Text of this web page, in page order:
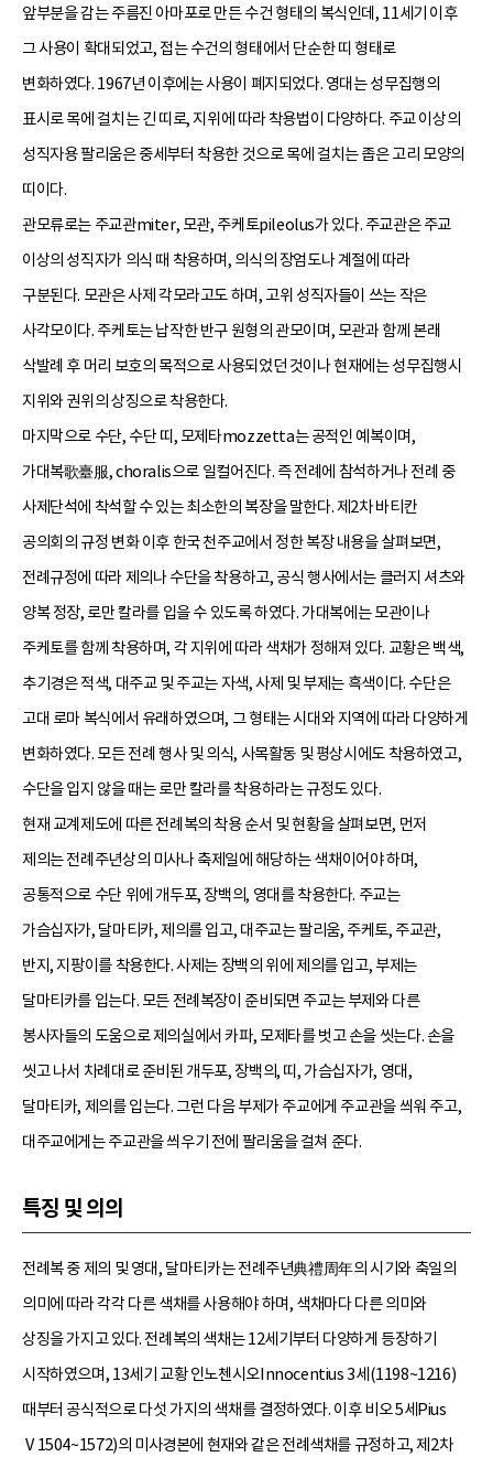
앞부분을 감는 주름진 아마포로 만든 수건 형태의 복식인데, 11세기 이후
그 사용이 확대되었고, 접는 수건의 형태에서 단순한 띠 형태로
변화하였다. 1967년 이후에는 사용이 폐지되었다. 영대는 성무집행의
표시로 목에 걸치는 긴 띠로, 지위에 따라 착용법이 다양하다. 주교 이상의
성직자용 팔리움은 중세부터 착용한 것으로 목에 걸치는 좁은 고리 모양의
띠이다.
관모류로는 주교관miter, 모관, 주케토pileolus가 있다. 주교관은 주교
이상의 성직자가 의식 때 착용하며, 의식의 장엄도나 계절에 따라
구분된다. 모관은 사제 각모라고도 하며, 고위 성직자들이 쓰는 작은
사각모이다. 주케토는 납작한 반구 원형의 관모이며, 모관과 함께 본래
삭발례 후 머리 보호의 목적으로 사용되었던 것이나 현재에는 성무집행시
지위와 권위의 상징으로 착용한다.
마지막으로 수단, 수단 띠, 모제타mozzetta는 공적인 예복이며,
가대복歌臺服, choralis으로 일컬어진다. 즉 전례에 참석하거나 전례 중
사제단석에 착석할 수 있는 최소한의 복장을 말한다. 제2차 바티칸
공의회의 규정 변화 이후 한국 천주교에서 정한 복장 내용을 살펴보면,
전례규정에 따라 제의나 수단을 착용하고, 공식 행사에서는 클러지 셔츠와
양복 정장, 로만 칼라를 입을 수 있도록 하였다. 가대복에는 모관이나
주케토를 함께 착용하며, 각 지위에 따라 색채가 정해져 있다. 교황은 백색,
추기경은 적색, 대주교 및 주교는 자색, 사제 및 부제는 흑색이다. 수단은
고대 로마 복식에서 유래하였으며, 그 형태는 시대와 지역에 따라 다양하게
변화하였다. 모든 전례 행사 및 의식, 사목활동 및 평상시에도 착용하였고,
수단을 입지 않을 때는 로만 칼라를 착용하라는 규정도 있다.
현재 교계제도에 따른 전례복의 착용 순서 및 현황을 살펴보면, 먼저
제의는 전례주년상의 미사나 축제일에 해당하는 색채이어야 하며,
공통적으로 수단 위에 개두포, 장백의, 영대를 착용한다. 주교는
가슴십자가, 달마티카, 제의를 입고, 대주교는 팔리움, 주케토, 주교관,
반지, 지팡이를 착용한다. 사제는 장백의 위에 제의를 입고, 부제는
달마티카를 입는다. 모든 전례복장이 준비되면 주교는 부제와 다른
봉사자들의 도움으로 제의실에서 카파, 모제타를 벗고 손을 씻는다. 손을
씻고 나서 차례대로 준비된 개두포, 장백의, 띠, 가슴십자가, 영대,
달마티카, 제의를 입는다. 그런 다음 부제가 주교에게 주교관을 씌워 주고,
대주교에게는 주교관을 씌우기 전에 팔리움을 걸쳐 준다.
특징 및 의의
전례복 중 제의 및 영대, 달마티카는 전례주년典禮周年의 시기와 축일의
의미에 따라 각각 다른 색채를 사용해야 하며, 색채마다 다른 의미와
상징을 가지고 있다. 전례복의 색채는 12세기부터 다양하게 등장하기
시작하였으며, 13세기 교황 인노첸시오Innocentius 3세(1198~1216)
때부터 공식적으로 다섯 가지의 색채를 결정하였다. 이후 비오 5세Pius
Ⅴ1504~1572)의 미사경본에 현재와 같은 전례색채를 규정하고, 제2차